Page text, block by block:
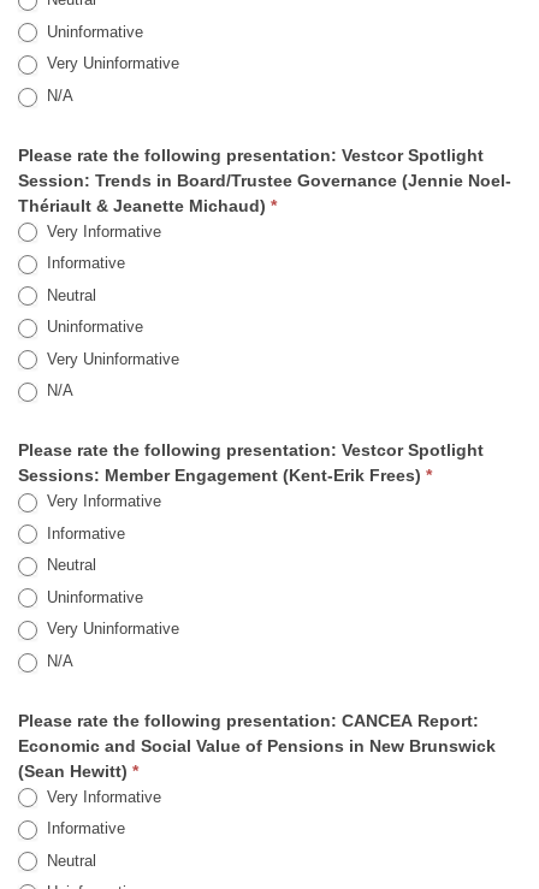
Uninformative
Very Uninformative
N/A
Please rate the following presentation: Vestcor Spotlight
Session: Trends in Board/Trustee Governance (Jennie Noel-
Thériault & Jeanette Michaud) *
Very Informative
Informative
Neutral
Uninformative
Very Uninformative
N/A
Please rate the following presentation: Vestcor Spotlight
Sessions: Member Engagement (Kent-Erik Frees) *
Very Informative
Informative
Neutral
Uninformative
Very Uninformative
N/A
Please rate the following presentation: CANCEA Report:
Economic and Social Value of Pensions in New Brunswick
(Sean Hewitt) *
Very Informative
Informative
Neutral